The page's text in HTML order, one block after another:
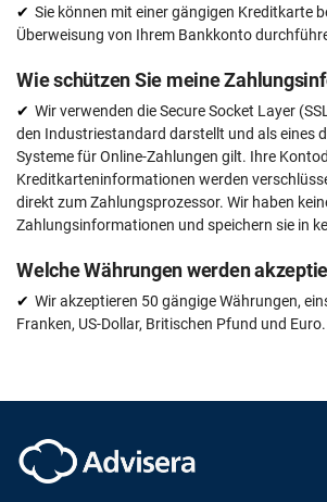
Sie können mit einer gängigen Kreditkarte
Überweisung von Ihrem Bankkonto
Wie schützen Sie meine
Wir verwenden die Secure Socket Layer
den Industriestandard darstellt und als eines
Systeme für Online-Zahlungen gilt. Ihre
Kreditkarteninformationen werden
direkt zum Zahlungsprozessor. Wir haben
Zahlungsinformationen und speichern sie in
Welche Währungen werden
Wir akzeptieren 50 gängige Währungen,
Franken, US-Dollar, Britischen Pfund und Euro.